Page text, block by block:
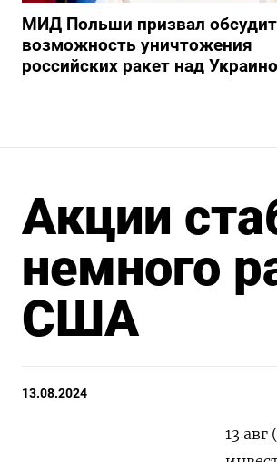
МИД Польши призвал
возможность уничтожения
российских ракет над
Акции
немного
США
13.08.2024
13